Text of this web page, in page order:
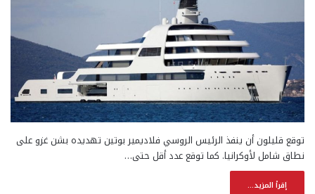
توقع قليلون أن ينفذ الرئيس الروسي فلاديمير بوتين تهديده بشن غزو على
نطاق شامل لأوكرانيا. كما توقع عدد أقل حتى…
إقرأ المزيد...